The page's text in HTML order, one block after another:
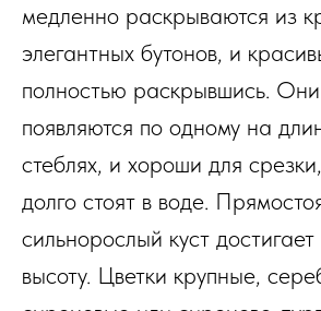
медленно раскрываются из
элегантных бутонов, и
полностью раскрывшись.
появляются по одному на
стеблях, и хороши для
долго стоят в воде.
сильнорослый куст
высоту. Цветки крупные,